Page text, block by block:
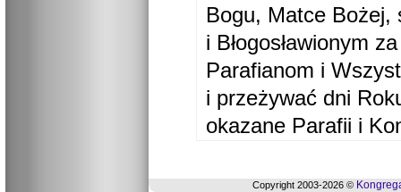
Bogu, Matce Bożej,
i Błogosławionym
Parafianom i
i przeżywać dni
okazane Parafii i
Copyright 2003-2026 ©